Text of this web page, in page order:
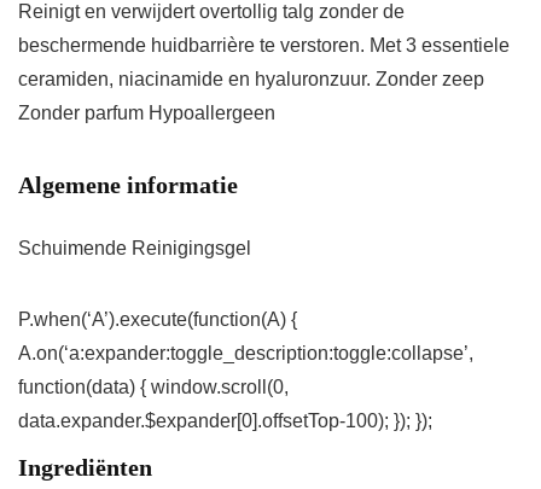
Reinigt en verwijdert overtollig talg zonder de
beschermende huidbarrière te verstoren. Met 3 essentiele
ceramiden, niacinamide en hyaluronzuur. Zonder zeep
Zonder parfum Hypoallergeen
Algemene informatie
Schuimende Reinigingsgel
P.when(‘A’).execute(function(A) {
A.on(‘a:expander:toggle_description:toggle:collapse’,
function(data) { window.scroll(0,
data.expander.$expander[0].offsetTop-100); }); });
Ingrediënten